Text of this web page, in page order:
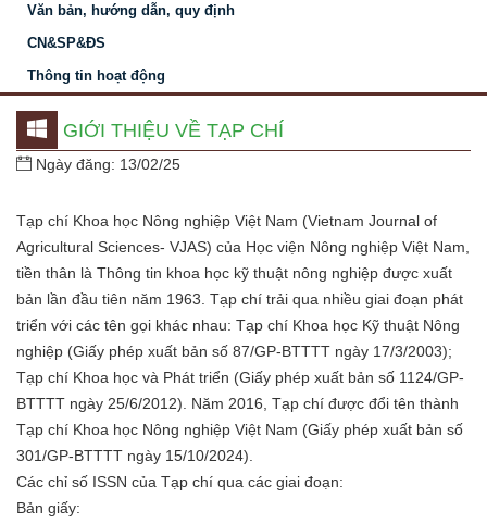
Văn bản, hướng dẫn, quy định
CN&SP&ĐS
Thông tin hoạt động
GIỚI THIỆU VỀ TẠP CHÍ
Ngày đăng: 13/02/25
Tạp chí Khoa học Nông nghiệp Việt Nam (Vietnam Journal of
Agricultural Sciences- VJAS) của Học viện Nông nghiệp Việt Nam,
tiền thân là Thông tin khoa học kỹ thuật nông nghiệp được xuất
bản lần đầu tiên năm 1963. Tạp chí trải qua nhiều giai đoạn phát
triển với các tên gọi khác nhau: Tạp chí Khoa học Kỹ thuật Nông
nghiệp (Giấy phép xuất bản số 87/GP-BTTTT ngày 17/3/2003);
Tạp chí Khoa học và Phát triển (Giấy phép xuất bản số 1124/GP-
BTTTT ngày 25/6/2012). Năm 2016, Tạp chí được đổi tên thành
Tạp chí Khoa học Nông nghiệp Việt Nam (Giấy phép xuất bản số
301/GP-BTTTT ngày 15/10/2024).
Các chỉ số ISSN của Tạp chí qua các giai đoạn:
Bản giấy: